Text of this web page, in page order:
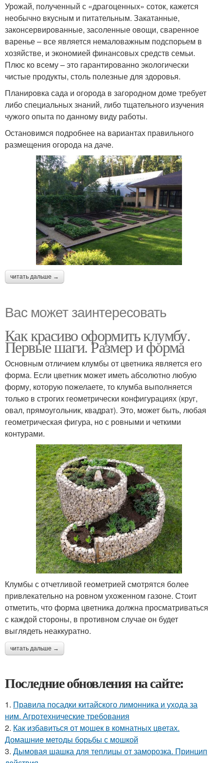
Урожай, полученный с «драгоценных» соток, кажется
необычно вкусным и питательным. Закатанные,
законсервированные, засоленные овощи, сваренное
варенье – все является немаловажным подспорьем в
хозяйстве, и экономией финансовых средств семьи.
Плюс ко всему – это гарантированно экологически
чистые продукты, столь полезные для здоровья.
Планировка сада и огорода в загородном доме требует
либо специальных знаний, либо тщательного изучения
чужого опыта по данному виду работы.
Остановимся подробнее на вариантах правильного
размещения огорода на даче.
читать дальше →
Вас может заинтересовать
Как красиво оформить клумбу.
Первые шаги. Размер и форма
Основным отличием клумбы от цветника является его
форма. Если цветник может иметь абсолютно любую
форму, которую пожелаете, то клумба выполняется
только в строгих геометрически конфигурациях (круг,
овал, прямоугольник, квадрат). Это, может быть, любая
геометрическая фигура, но с ровными и четкими
контурами.
Клумбы с отчетливой геометрией смотрятся более
привлекательно на ровном ухоженном газоне. Стоит
отметить, что форма цветника должна просматриваться
с каждой стороны, в противном случае он будет
выглядеть неаккуратно.
читать дальше →
Последние обновления на сайте:
1. Правила посадки китайского лимонника и ухода за
ним. Агротехнические требования
2. Как избавиться от мошек в комнатных цветах.
Домашние методы борьбы с мошкой
3. Дымовая шашка для теплицы от заморозка. Принцип